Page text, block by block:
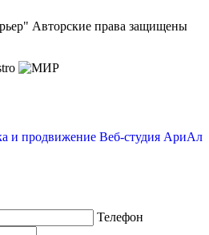
Авторские права защищены
Телефон